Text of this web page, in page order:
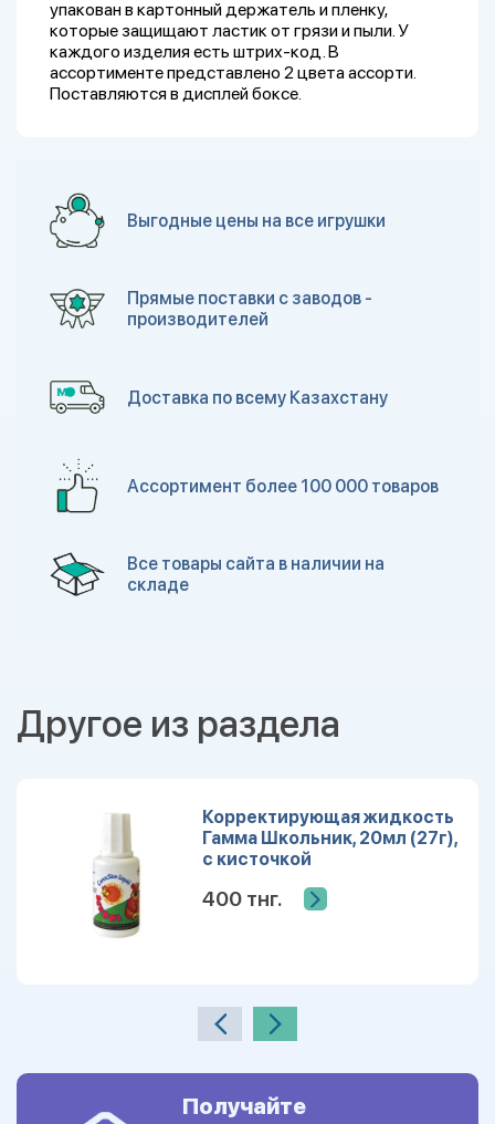
упакован в картонный держатель и пленку,
которые защищают ластик от грязи и пыли. У
каждого изделия есть штрих-код. В
ассортименте представлено 2 цвета ассорти.
Поставляются в дисплей боксе.
Выгодные цены на все игрушки
Прямые поставки с заводов -
производителей
Доставка по всему Казахстану
Ассортимент более 100 000 товаров
Все товары сайта в наличии на
складе
Другое из раздела
Корректирующая жидкость
Гамма Школьник, 20мл (27г),
с кисточкой
400 тнг.
Получайте